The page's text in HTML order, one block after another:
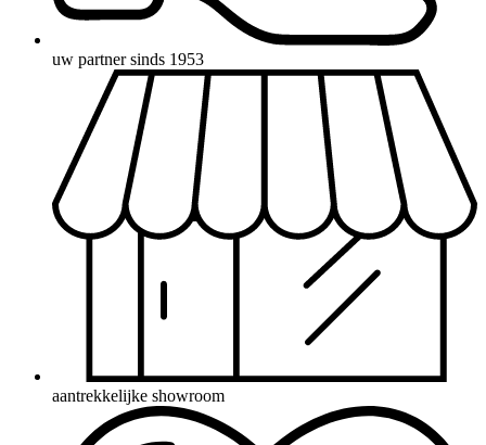
uw partner sinds 1953
aantrekkelijke showroom